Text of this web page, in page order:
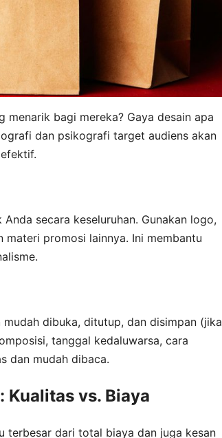
menarik bagi mereka? Gaya desain apa
dan psikografi target audiens akan
secara keseluruhan. Gunakan logo,
promosi lainnya. Ini membantu
dibuka, ditutup, dan disimpan (jika
tanggal kedaluwarsa, cara
dan mudah dibaca.
Kualitas vs. Biaya
terbesar dari total biaya dan juga kesan